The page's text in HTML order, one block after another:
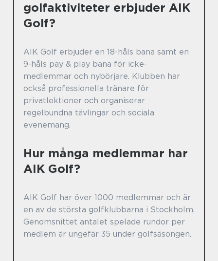
golfaktiviteter erbjuder AIK
Golf?
AIK Golf erbjuder en 18-håls bana samt en
9-håls pay & play bana för icke-
medlemmar och nybörjare. Klubben har
också professionella tränare för
privatlektioner och organiserar
regelbundna tävlingar och sociala
evenemang.
Hur många medlemmar har
AIK Golf?
AIK Golf har över 1000 medlemmar och är
en av de största golfklubbarna i Stockholm.
Genomsnittet antalet spelade rundor per
medlem är ungefär 35 under golfsäsongen.